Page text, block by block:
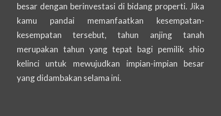
besar dengan berinvestasi di bidang properti. Jika
kamu pandai memanfaatkan kesempatan-
kesempatan tersebut, tahun anjing tanah
merupakan tahun yang tepat bagi pemilik shio
kelinci untuk mewujudkan impian-impian besar
yang didambakan selama ini.